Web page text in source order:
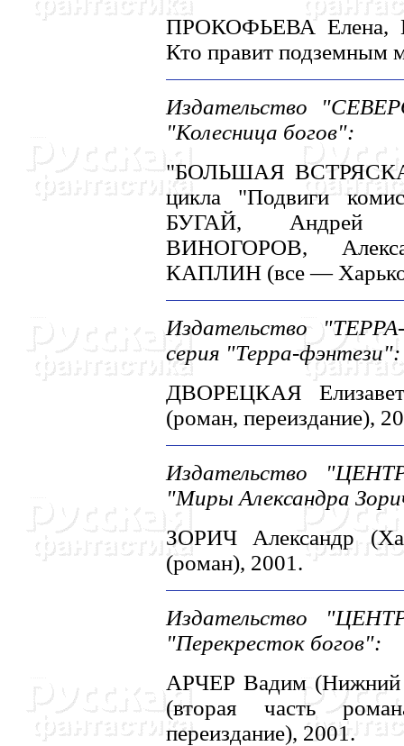
ПРОКОФЬЕВА Елена,
Кто правит подземным
Издательство
"Колесница богов":
"БОЛЬШАЯ ВСТРЯСКА"
цикла "Подвиги
БУГАЙ, Андрей
ВИHОГОРОВ,
КАПЛИH (все —
Издательство
серия "Терра-фэнтези":
ДВОРЕЦКАЯ
(роман, переиздание),
Издательство
"Миры Александра
ЗОРИЧ Александр
(роман), 2001.
Издательство
"Перекресток богов":
АРЧЕР Вадим (Hижний
(вторая часть
переиздание), 2001.